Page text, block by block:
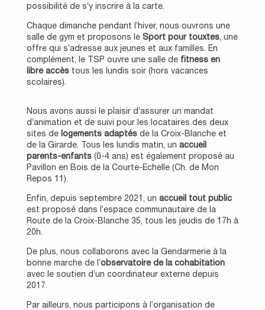
possibilité de s’y inscrire à la carte.
Chaque dimanche pendant l’hiver, nous ouvrons une
salle de gym et proposons le Sport pour touxtes, une
offre qui s’adresse aux jeunes et aux familles. En
complément, le TSP ouvre une salle defitness en
libre accèstous les lundis soir (hors vacances
scolaires).
Nous avons aussi le plaisir d’assurer un mandat
d’animation et de suivi pour les locataires des deux
sites de logements adaptésde la Croix-Blanche et
de la Girarde. Tous les lundis matin, un accueil
parents-enfants(0-4 ans) est également proposé au
Pavillon en Bois de la Courte-Echelle (Ch. de Mon
Repos 11).
Enfin, depuis septembre 2021, un accueil tout public
est proposé dans l’espace communautaire de la
Route de la Croix-Blanche 35, tous les jeudis de 17h à
20h.
De plus, nous collaborons avec la Gendarmerie à la
bonne marche de l’observatoire de la cohabitation
avec le soutien d’un coordinateur externe depuis
2017.
Par ailleurs, nous participons à l’organisation de